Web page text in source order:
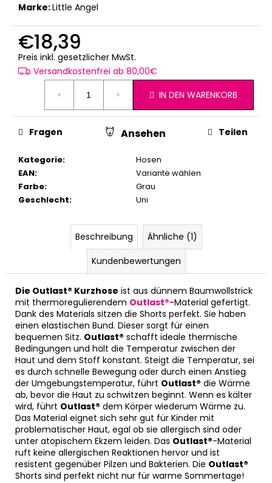
Marke:Little Angel
€18,39
Preis inkl. gesetzlicher MwSt.
Versandkostenfrei ab 80,00€
IN DEN WARENKORB
Kategorie:
Hosen
EAN:
Variante wählen
Farbe:
Grau
Geschlecht: Uni
Fragen Ansehen Teilen
Beschreibung
Ähnliche (1)
Kundenbewertungen
Die Outlast® Kurzhose ist aus dünnem Baumwollstrick
mit thermoregulierendem Outlast®-Material gefertigt.
Dank des Materials sitzen die Shorts perfekt. Sie haben
einen elastischen Bund. Dieser sorgt für einen
bequemen Sitz. Outlast® schafft ideale thermische
Bedingungen und hält die Temperatur zwischen der
Haut und dem Stoff konstant. Steigt die Temperatur, sei
es durch schnelle Bewegung oder durch einen Anstieg
der Umgebungstemperatur, führt Outlast® die Wärme
ab, bevor die Haut zu schwitzen beginnt. Wenn es kälter
wird, führt Outlast® dem Körper wiederum Wärme zu.
Das Material eignet sich sehr gut für Kinder mit
problematischer Haut, egal ob sie allergisch sind oder
unter atopischem Ekzem leiden. Das Outlast®-Material
ruft keine allergischen Reaktionen hervor und ist
resistent gegenüber Pilzen und Bakterien. Die Outlast®
Shorts sind perfekt nicht nur für warme Sommertage!